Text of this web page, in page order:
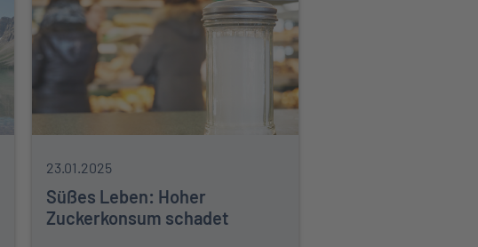
23.01.2025
Süßes Leben: Hoher
Zuckerkonsum schadet